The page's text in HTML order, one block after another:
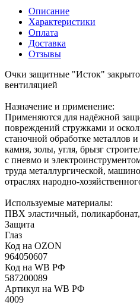
Описание
Характеристики
Оплата
Доставка
Отзывы
Очки защитные "Исток"
вентиляцией
Назначение и применение:
Применяются для надёжной
повреждений стружками и
станочной обработке металлов
камня, золы, угля, брызг
с пневмо и
труда металлургической,
отраслях народно-
Используемые материалы:
ПВХ эластичный, поликарбонат,
Защита
Глаз
Код на OZON
964050607
Код на WB РФ
587200089
Артикул на WB РФ
4009